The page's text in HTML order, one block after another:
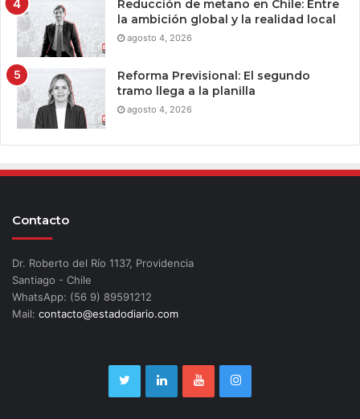
Reducción de metano en Chile: Entre
la ambición global y la realidad local
agosto 4, 2026
Reforma Previsional: El segundo
tramo llega a la planilla
agosto 4, 2026
Contacto
Dr. Roberto del Río 1137, Providencia
Santiago - Chile
WhatsApp: (56 9) 89591212
Mail: contacto@estadodiario.com